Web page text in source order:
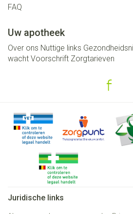
FAQ
Uw apotheek
Over ons Nuttige links
wacht Voorschrift Zorgtarieven
Juridische links